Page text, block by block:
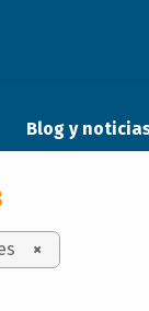
Blog y
×